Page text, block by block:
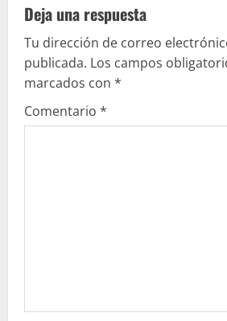
l
e
y
e
Deja una respuesta
Tu dirección de correo
publicada. Los campos
marcados con *
Comentario *